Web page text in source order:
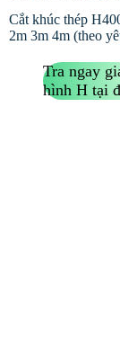
Cắt khúc thép
2m 3m 4m (theo
Tra ngay
hình H tại